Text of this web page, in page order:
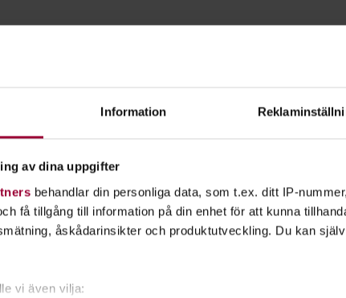
Information
av dina uppgifter
behandlar din personliga data, som t.ex. ditt IP-
få tillgång till information på din enhet för att kunna
åskådarinsikter och produktutveckling. Du kan
vi även vilja:
världens ledande språk - engelska.
konversation.
- både privat och i jobbet. Det är också ett
I många TV-program talas engelska, och